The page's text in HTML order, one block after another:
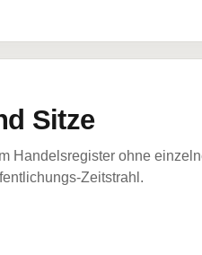
Sitze
Handelsregister ohne
Zeitstrahl.